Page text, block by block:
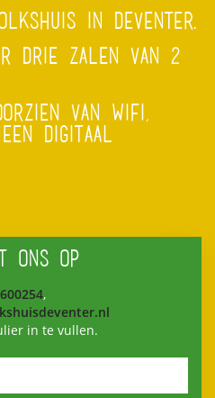
IN DEVENTER.
DRIE ZALEN VAN 2
VAN WIFI,
DIGITAAL
ONS OP
,
in te vullen.